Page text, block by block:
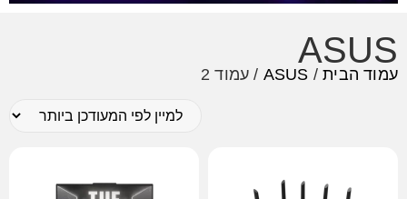
ASUS
עמוד הבית/
ASUS / עמוד 2